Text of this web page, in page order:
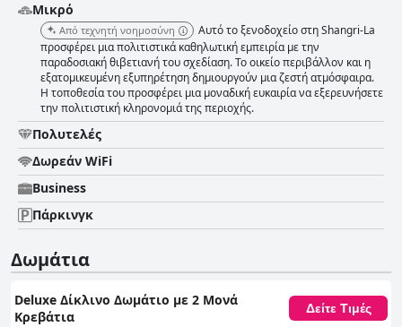
Μικρό
Από τεχνητή νοημοσύνη
Αυτό το ξενοδοχείο στη Shangri-La
προσφέρει μια πολιτιστικά καθηλωτική εμπειρία με την
παραδοσιακή θιβετιανή του σχεδίαση. Το οικείο περιβάλλον και η
εξατομικευμένη εξυπηρέτηση δημιουργούν μια ζεστή ατμόσφαιρα.
Η τοποθεσία του προσφέρει μια μοναδική ευκαιρία να εξερευνήσετε
την πολιτιστική κληρονομιά της περιοχής.
Πολυτελές
Δωρεάν WiFi
Business
Πάρκινγκ
Δωμάτια
Deluxe Δίκλινο Δωμάτιο με 2 Μονά
Κρεβάτια
Δείτε Τιμές